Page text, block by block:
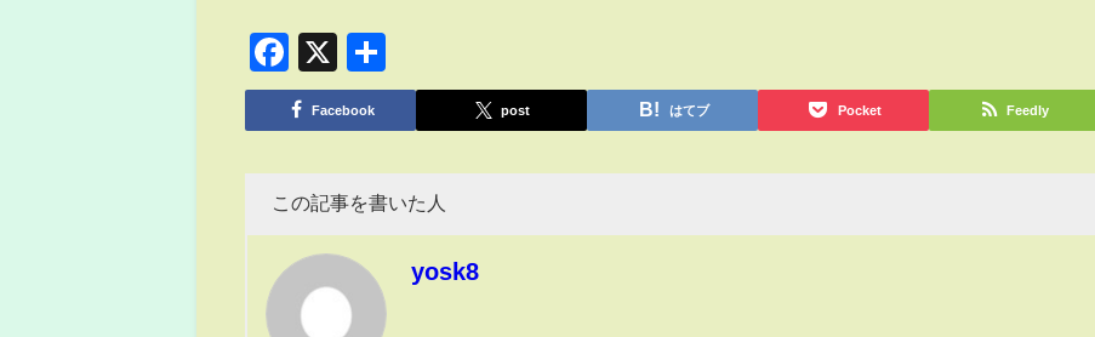
Facebook
X
有
Facebook post はてブ Pocket Feedly
この記事を書いた人
yosk8